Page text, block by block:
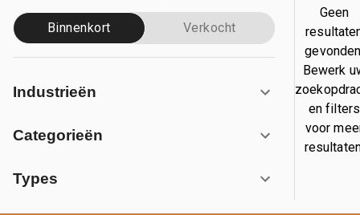
Binnenkort Verkocht
Industrieën
Categorieën
Types
Geen
Bewerk
en filters
voor